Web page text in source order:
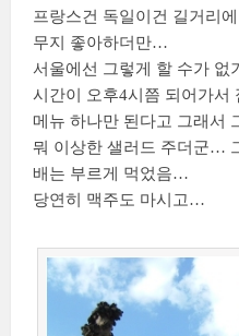
프랑스건 독일이건 길거리
무지 좋아하더만…
서울에선 그렇게 할 수가
시간이 오후4시쯤 되어가서
메뉴 하나만 된다고 그래서
뭐 이상한 샐러드 주더군…
배는 부르게 먹었음…
당연히 맥주도 마시고…